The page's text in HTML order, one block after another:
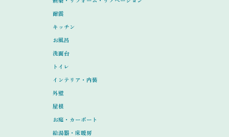
耐震
キッチン
お風呂
洗面台
トイレ
インテリア・内装
外壁
屋根
お庭・カーポート
給湯器・床暖房